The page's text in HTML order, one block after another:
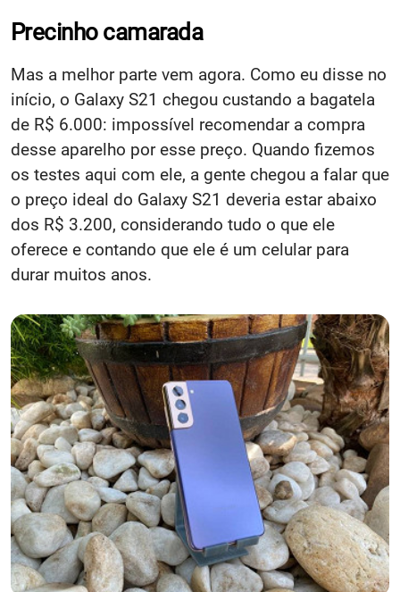
Precinho camarada
Mas a melhor parte vem agora. Como eu disse no
início, o Galaxy S21 chegou custando a bagatela
de R$ 6.000: impossível recomendar a compra
desse aparelho por esse preço. Quando fizemos
os testes aqui com ele, a gente chegou a falar que
o preço ideal do Galaxy S21 deveria estar abaixo
dos R$ 3.200, considerando tudo o que ele
oferece e contando que ele é um celular para
durar muitos anos.